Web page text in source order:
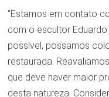
“Estamos em contato
com o escultor
possível, possamos
restaurada.
que deve haver maior
desta natureza.